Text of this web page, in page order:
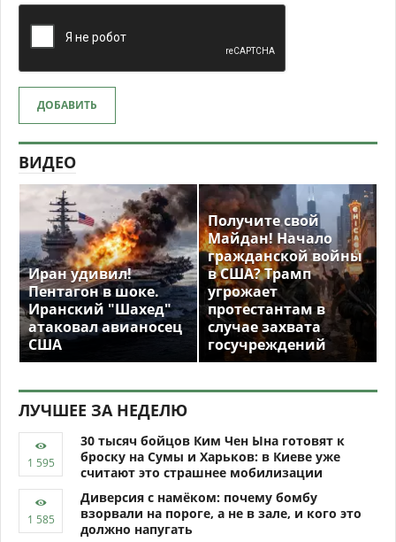
ДОБАВИТЬ
ВИДЕО
Иран удивил!
Пентагон в шоке.
Иранский "Шахед"
атаковал авианосец
США
Получите свой
Майдан! Начало
гражданской войны
в США? Трамп
угрожает
протестантам в
случае захвата
госучреждений
ЛУЧШЕЕ ЗА НЕДЕЛЮ
30 тысяч бойцов Ким Чен Ына готовят к
броску на Сумы и Харьков: в Киеве уже
считают это страшнее мобилизации
Диверсия с намёком: почему бомбу
взорвали на пороге, а не в зале, и кого это
должно напугать